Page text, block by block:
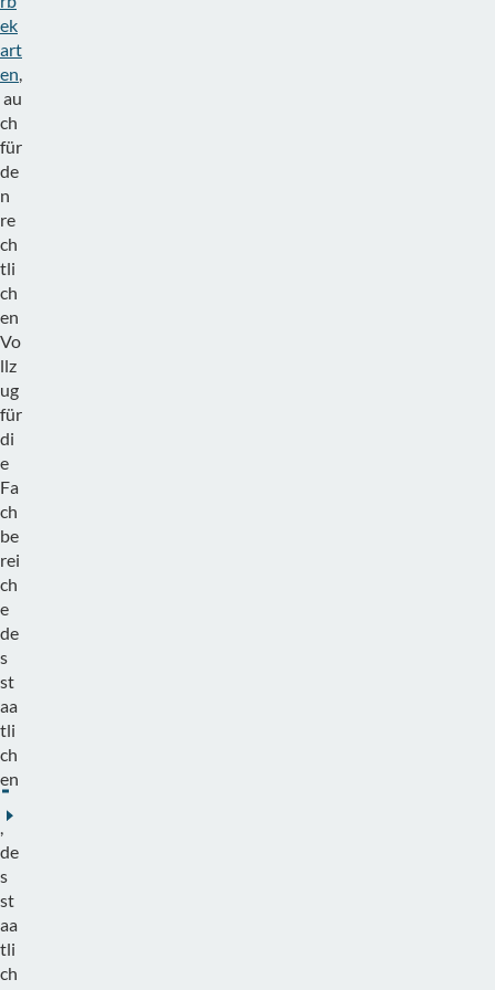
ek
art
en,
au
ch
für
de
n
re
ch
tli
ch
en
Vo
llz
ug
für
di
e
Fa
ch
be
rei
ch
e
de
s
st
aa
tli
ch
en
,
de
s
st
aa
tli
ch